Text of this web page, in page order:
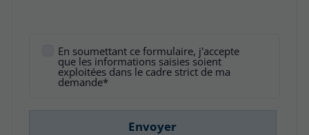
En soumettant ce formulaire, j'accepte
que les informations saisies soient
exploitées dans le cadre strict de ma
demande*
Envoyer